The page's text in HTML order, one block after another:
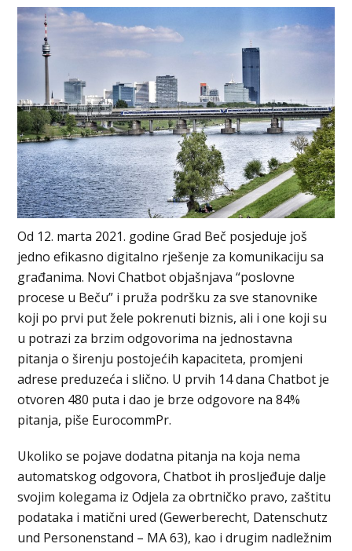
Od 12. marta 2021. godine Grad Beč posjeduje još
jedno efikasno digitalno rješenje za komunikaciju sa
građanima. Novi Chatbot objašnjava “poslovne
procese u Beču” i pruža podršku za sve stanovnike
koji po prvi put žele pokrenuti biznis, ali i one koji su
u potrazi za brzim odgovorima na jednostavna
pitanja o širenju postojećih kapaciteta, promjeni
adrese preduzeća i slično. U prvih 14 dana Chatbot je
otvoren 480 puta i dao je brze odgovore na 84%
pitanja, piše EurocommPr.
Ukoliko se pojave dodatna pitanja na koja nema
automatskog odgovora, Chatbot ih prosljeđuje dalje
svojim kolegama iz Odjela za obrtničko pravo, zaštitu
podataka i matični ured (Gewerberecht, Datenschutz
und Personenstand – MA 63), kao i drugim nadležnim